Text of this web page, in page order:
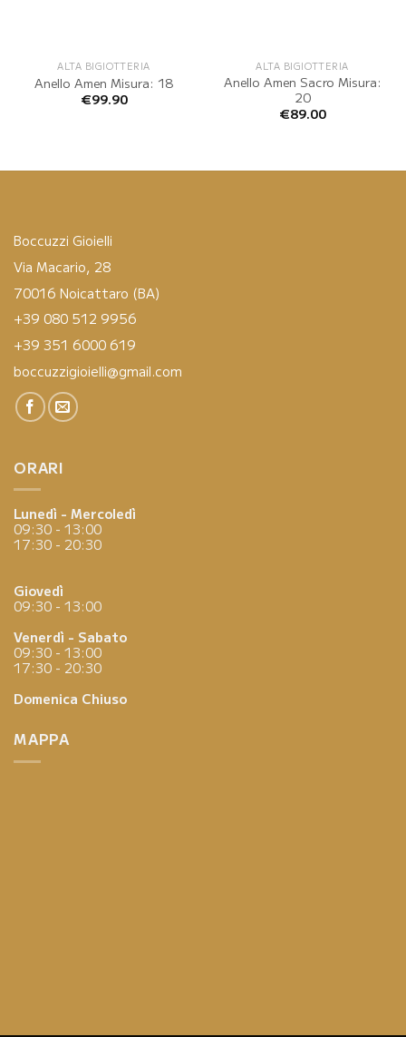
ALTA BIGIOTTERIA
Anello Amen Misura: 18
€99.90
ALTA BIGIOTTERIA
Anello Amen Sacro Misura:
20
€89.00
Boccuzzi Gioielli
Via Macario, 28
70016 Noicattaro (BA)
+39 080 512 9956
+39 351 6000 619
boccuzzigioielli@gmail.com
ORARI
Lunedì - Mercoledì
09:30 - 13:00
17:30 - 20:30
Giovedì
09:30 - 13:00
Venerdì - Sabato
09:30 - 13:00
17:30 - 20:30
Domenica Chiuso
MAPPA